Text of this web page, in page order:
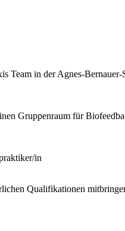
Team in der Agnes-
Gruppenraum für
in
Qualifikationen